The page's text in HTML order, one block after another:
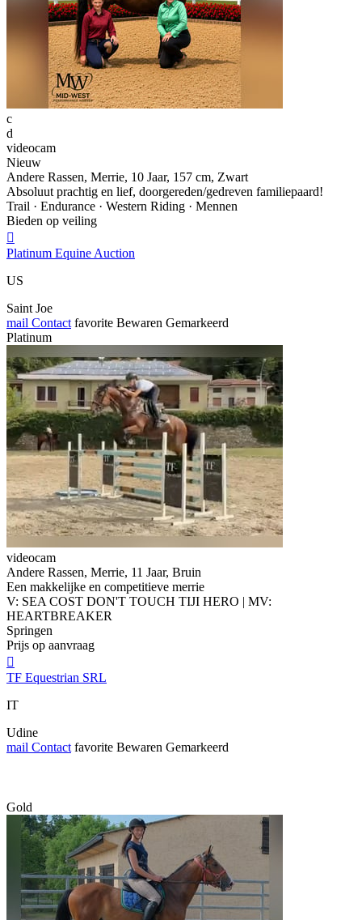
c
d
videocam
Nieuw
Andere Rassen, Merrie, 10 Jaar, 157 cm, Zwart
Absoluut prachtig en lief, doorgereden/gedreven familiepaard!
Trail · Endurance · Western Riding · Mennen
Bieden op veiling

Platinum Equine Auction
US
Saint Joe
mail Contact favorite Bewaren Gemarkeerd
Platinum
videocam
Andere Rassen, Merrie, 11 Jaar, Bruin
Een makkelijke en competitieve merrie
V: SEA COST DON'T TOUCH TIJI HERO | MV:
HEARTBREAKER
Springen
Prijs op aanvraag

TF Equestrian SRL
IT
Udine
mail Contact favorite Bewaren Gemarkeerd
Gold